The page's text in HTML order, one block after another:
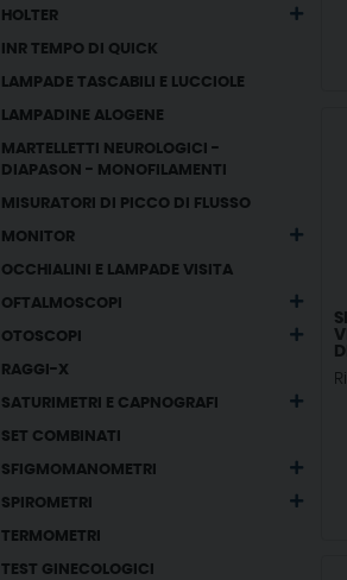
HOLTER
INR TEMPO DI QUICK
LAMPADE TASCABILI E LUCCIOLE
LAMPADINE ALOGENE
MARTELLETTI NEUROLOGICI -
DIAPASON - MONOFILAMENTI
MISURATORI DI PICCO DI FLUSSO
MONITOR
OCCHIALINI E LAMPADE VISITA
OFTALMOSCOPI
OTOSCOPI
RAGGI-X
SATURIMETRI E CAPNOGRAFI
SET COMBINATI
SFIGMOMANOMETRI
SPIROMETRI
TERMOMETRI
TEST GINECOLOGICI